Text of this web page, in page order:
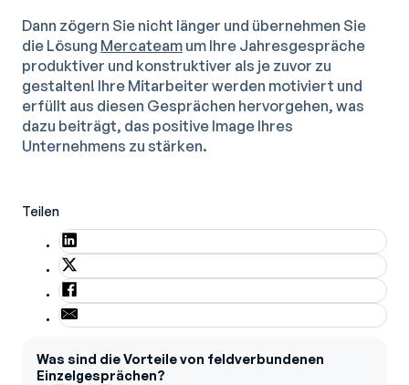
Dann zögern Sie nicht länger und übernehmen Sie
die Lösung Mercateam um Ihre Jahresgespräche
produktiver und konstruktiver als je zuvor zu
gestalten! Ihre Mitarbeiter werden motiviert und
erfüllt aus diesen Gesprächen hervorgehen, was
dazu beiträgt, das positive Image Ihres
Unternehmens zu stärken.
Teilen
Was sind die Vorteile von feldverbundenen
Einzelgesprächen?